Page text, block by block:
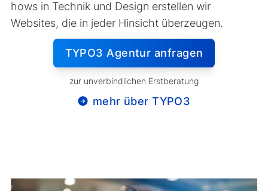
hows in Technik und Design erstellen wir
Websites, die in jeder Hinsicht überzeugen.
TYPO3 Agentur anfragen
zur unverbindlichen Erstberatung
mehr über TYPO3